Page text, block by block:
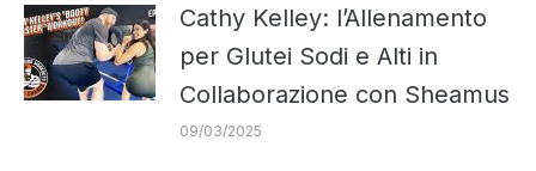
Cathy Kelley: l’Allenamento
per Glutei Sodi e Alti in
Collaborazione con Sheamus
09/03/2025